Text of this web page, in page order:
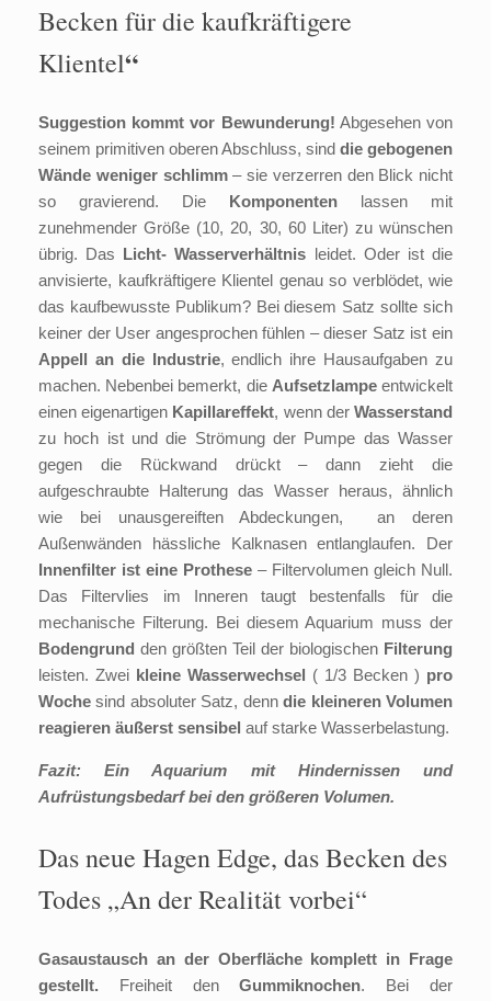
Becken für die kaufkräftigere
Klientel“
Suggestion kommt vor Bewunderung! Abgesehen von
seinem primitiven oberen Abschluss, sind die gebogenen
Wände weniger schlimm– sie verzerren den Blick nicht
so gravierend. Die Komponenten lassen mit
zunehmender Größe (10, 20, 30, 60 Liter) zu wünschen
übrig. Das Licht- Wasserverhältnis leidet. Oder ist die
anvisierte, kaufkräftigere Klientel genau so verblödet, wie
das kaufbewusste Publikum? Bei diesem Satz sollte sich
keiner der User angesprochen fühlen – dieser Satz ist ein
Appell an die Industrie, endlich ihre Hausaufgaben zu
machen. Nebenbei bemerkt, die Aufsetzlampeentwickelt
einen eigenartigen Kapillareffekt, wenn derWasserstand
zu hoch ist und die Strömung der Pumpe das Wasser
gegen die Rückwand drückt – dann zieht die
aufgeschraubte Halterung das Wasser heraus, ähnlich
wie bei unausgereiften Abdeckungen, an deren
Außenwänden hässliche Kalknasen entlanglaufen. Der
Innenfilter ist eine Prothese – Filtervolumen gleich Null.
Das Filtervlies im Inneren taugt bestenfalls für die
mechanische Filterung. Bei diesem Aquarium muss der
Bodengrund den größten Teil der biologischen Filterung
leisten. Zwei kleine Wasserwechsel ( 1/3 Becken ) pro
Woche sind absoluter Satz, denndie kleineren Volumen
reagieren äußerst sensibel auf starke Wasserbelastung.
Fazit: Ein Aquarium mit Hindernissen und
Aufrüstungsbedarf bei den größeren Volumen.
Das neue Hagen Edge, das Becken des
Todes „An der Realität vorbei“
Gasaustausch an der Oberfläche komplett in Frage
gestellt. Freiheit denGummiknochen. Bei der